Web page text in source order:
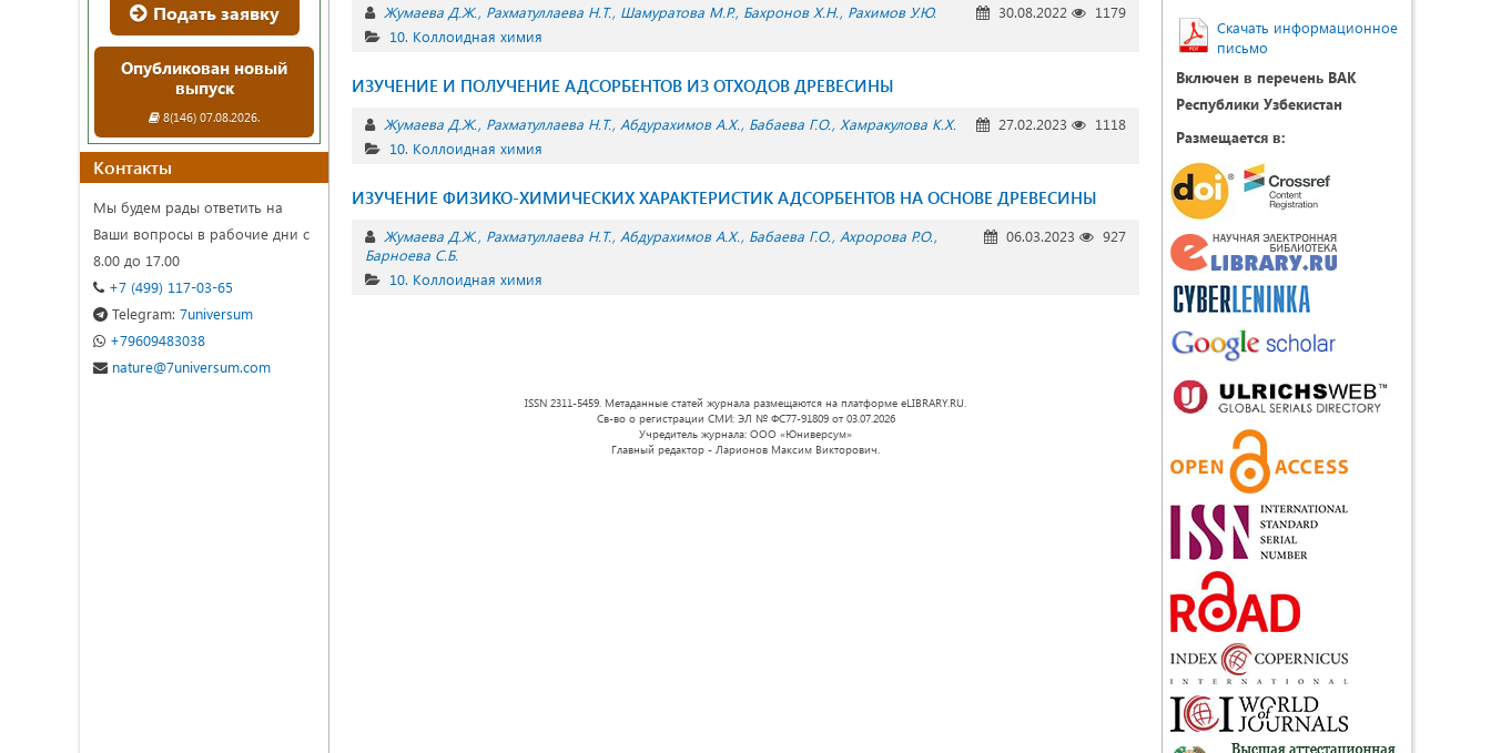
Жумаева Д.Ж. Рахматуллаева Н.Т. Шамуратова М.Р. Бахронов Х.Н. Рахимов У.Ю. 30.08.2022
1179
10. Коллоидная химия
ИЗУЧЕНИЕ И ПОЛУЧЕНИЕ АДСОРБЕНТОВ ИЗ ОТХОДОВ ДРЕВЕСИНЫ
Жумаева Д.Ж. Рахматуллаева Н.Т. Абдурахимов А.Х. Бабаева Г.О. Хамракулова К.Х. 27.02.2023
1118
10. Коллоидная химия
ИЗУЧЕНИЕ ФИЗИКО-ХИМИЧЕСКИХ ХАРАКТЕРИСТИК АДСОРБЕНТОВ НА ОСНОВЕ ДРЕВЕСИНЫ
Жумаева Д.Ж. Рахматуллаева Н.Т. Абдурахимов А.Х. Бабаева Г.О. Ахророва Р.О.
Барноева С.Б.
06.03.2023 927
10. Коллоидная химия
ISSN 2311-5459. Метаданные статей журнала размещаются на платформе eLIBRARY.RU.
Св-во о регистрации СМИ: ЭЛ № ФС77-91809 от 03.07.2026
Учредитель журнала: ООО «Юниверсум»
Главный редактор - Ларионов Максим Викторович.
Подать заявку
Опубликован новый
выпуск
8(146) 07.08.2026.
Контакты
Мы будем рады ответить на
Ваши вопросы в рабочие дни с
8.00 до 17.00
+7 (499) 117-03-65
Telegram: 7universum
+79609483038
nature@7universum.com
Скачать информационное
письмо
Включен в перечень ВАК
Республики Узбекистан
Размещается в: